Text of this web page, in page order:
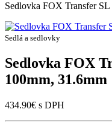
Sedlovka FOX Transfer
Sedlá a sedlovky
Sedlovka FOX
100mm, 31.6mm
434.90€ s DPH